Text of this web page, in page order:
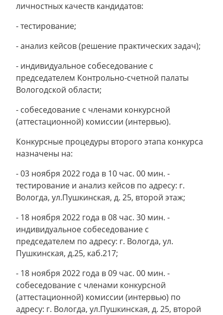
личностных качеств кандидатов:
- тестирование;
- анализ кейсов (решение практических задач);
- индивидуальное собеседование с
председателем Контрольно-счетной палаты
Вологодской области;
- собеседование с членами конкурсной
(аттестационной) комиссии (интервью).
Конкурсные процедуры второго этапа конкурса
назначены на:
- 03 ноября 2022 года в 10 час. 00 мин. -
тестирование и анализ кейсов по адресу: г.
Вологда, ул.Пушкинская, д. 25, второй этаж;
- 18 ноября 2022 года в 08 час. 30 мин. -
индивидуальное собеседование с
председателем по адресу: г. Вологда, ул.
Пушкинская, д.25, каб.217;
- 18 ноября 2022 года в 09 час. 00 мин. -
собеседование с членами конкурсной
(аттестационной) комиссии (интервью) по
адресу: г. Вологда, ул.Пушкинская, д. 25, второй